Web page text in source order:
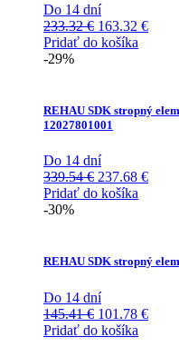
Do 14 dní
233.32€ Pôvodná
cena
163.32 €
Pridať do košíka
-29%
REHAU SDK stropný
12027801001
Do 14 dní
339.54€ Pôvodná
cena
237.68 €
Pridať do košíka
-30%
REHAU SDK stropný
Do 14 dní
145.41€ Pôvodná
cena
101.78 €
Pridať do košíka